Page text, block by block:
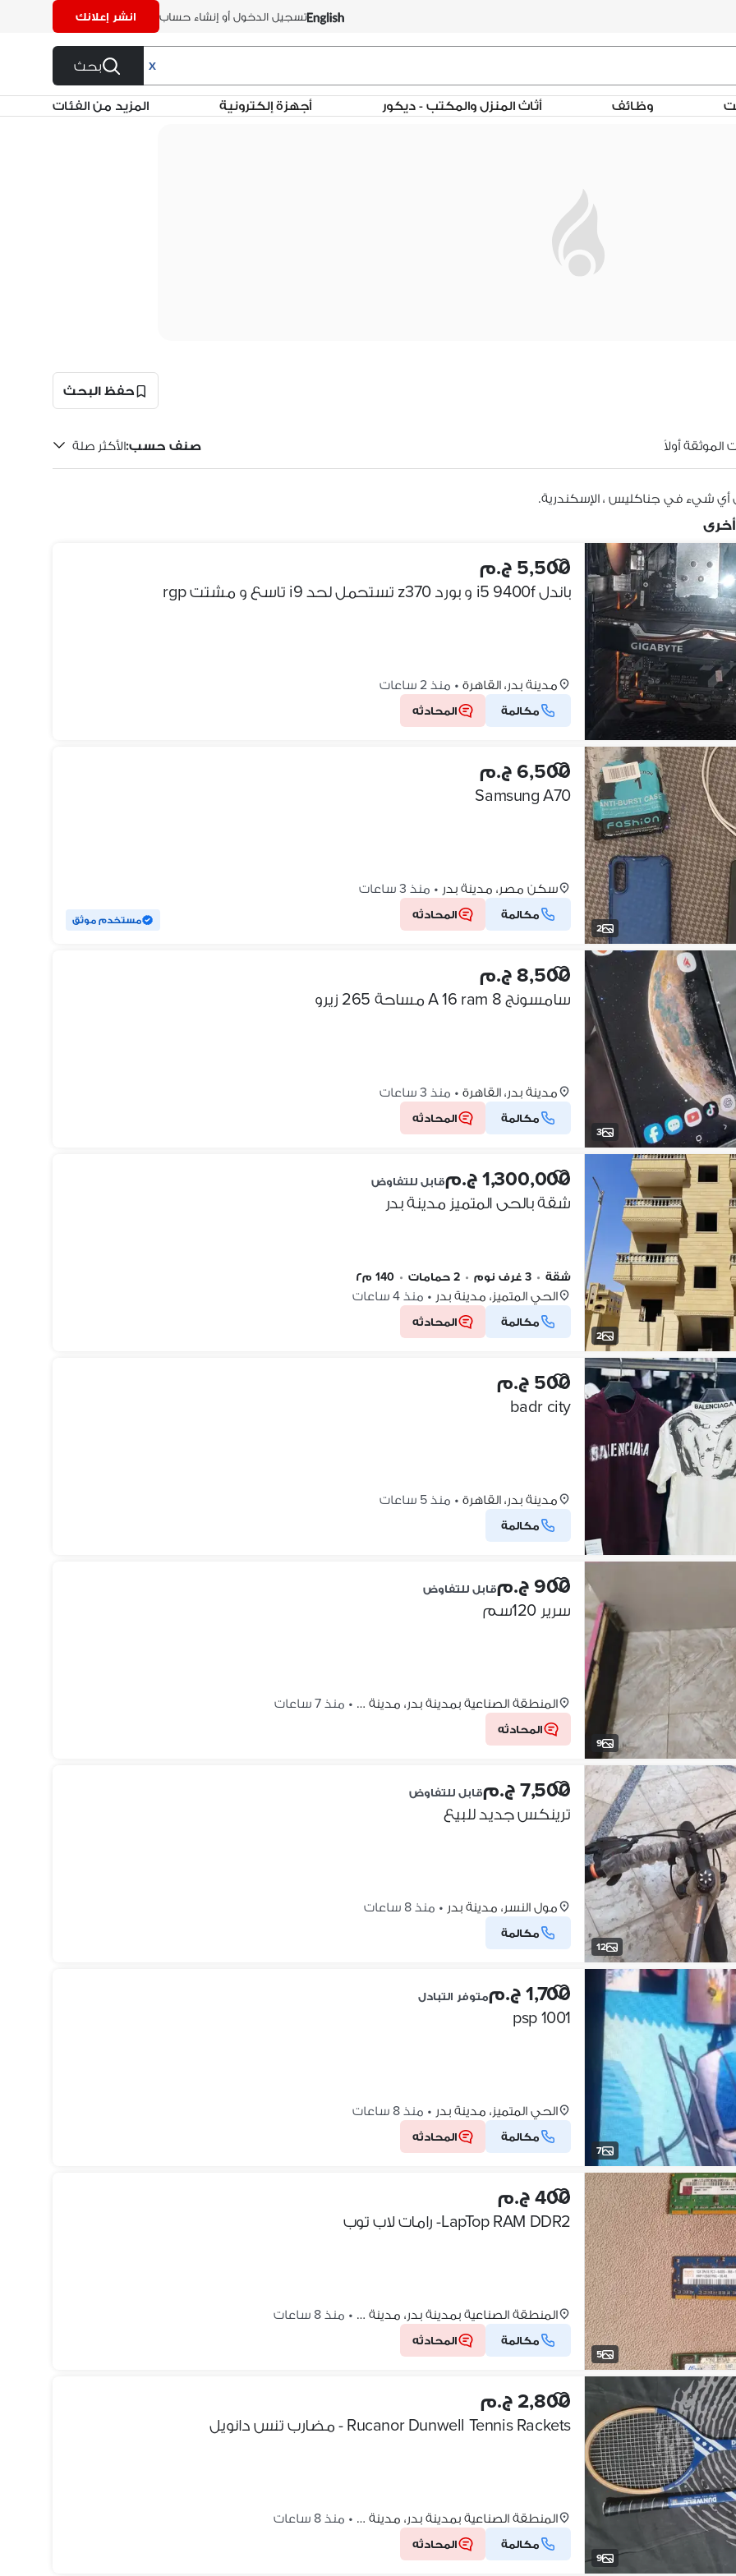
تسجيل الدخول أو إنشاء حساب انشر إعلانك
X بحث
وظائف أثاث المنزل والمكتب - ديكور أجهزة إلكترونية المزيد من الفئات
حفظ البحث
أولاً صنف حسب:الأكثر صلة
أي شيء في جناكليس ، الإسكندرية.
5,500 ج.م
باندل i5 9400f و بورد z370 تستحمل لحد i9 تاسع و مشتت rgp
مدينة بدر، القاهرة • منذ 2 ساعات
مكالمة المحادثه
2
6,500 ج.م
Samsung A70
سكن مصر، مدينة بدر • منذ 3 ساعات
مكالمة المحادثه مستخدم موثق
3
8,500 ج.م
سامسونج A 16 ram 8 مساحة 265 زيرو
مدينة بدر، القاهرة • منذ 3 ساعات
مكالمة المحادثه
2
1,300,000 ج.م قابل للتفاوض
شقة بالحى المتميز مدينة بدر
شقة • 3 غرف نوم • 2 حمامات • 140 م٢
الحي المتميز، مدينة بدر • منذ 4 ساعات
مكالمة المحادثه
500 ج.م
badr city
مدينة بدر، القاهرة • منذ 5 ساعات
مكالمة
9
900 ج.م قابل للتفاوض
سرير 120سم
المنطقة الصناعية بمدينة بدر، مدينة … • منذ 7 ساعات
المحادثه
12
7,500 ج.م قابل للتفاوض
ترينكس جديد للبيع
مول النسر، مدينة بدر • منذ 8 ساعات
مكالمة
7
1,700 ج.م متوفر التبادل
psp 1001
الحي المتميز، مدينة بدر • منذ 8 ساعات
مكالمة المحادثه
5
400 ج.م
LapTop RAM DDR2- رامات لاب توب
المنطقة الصناعية بمدينة بدر، مدينة … • منذ 8 ساعات
مكالمة المحادثه
9
2,800 ج.م
Rucanor Dunwell Tennis Rackets - مضارب تنس دانويل
المنطقة الصناعية بمدينة بدر، مدينة … • منذ 8 ساعات
مكالمة المحادثه